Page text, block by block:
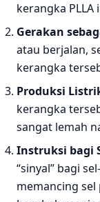
kerangka
Gerakan
atau berjalan,
kerangka
Produksi
kerangka
sangat lemah
Instruksi bagi
“sinyal” bagi
memancing sel